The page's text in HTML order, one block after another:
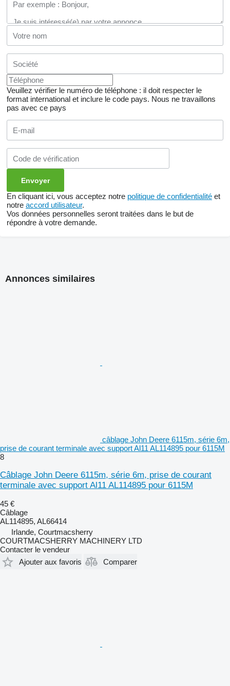
Veuillez vérifier le numéro de téléphone : il doit respecter le
format international et inclure le code pays. Nous ne travaillons
pas avec ce pays
En cliquant ici, vous acceptez notre politique de confidentialité et
notre accord utilisateur.
Vos données personnelles seront traitées dans le but de
répondre à votre demande.
Annonces similaires
câblage John Deere 6115m, série 6m,
prise de courant terminale avec support Al11 AL114895 pour 6115M
8
Câblage John Deere 6115m, série 6m, prise de courant
terminale avec support Al11 AL114895 pour 6115M
45 €
Câblage
AL114895, AL66414
Irlande, Courtmacsherry
COURTMACSHERRY MACHINERY LTD
Contacter le vendeur
Ajouter aux favoris
Comparer